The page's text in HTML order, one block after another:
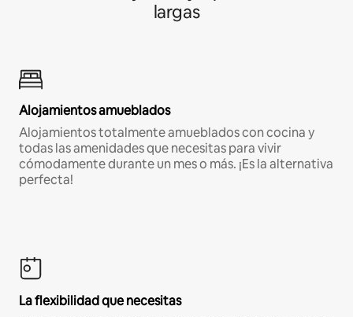
largas
Alojamientos amueblados
Alojamientos totalmente amueblados con cocina y
todas las amenidades que necesitas para vivir
cómodamente durante un mes o más. ¡Es la alternativa
perfecta!
La flexibilidad que necesitas